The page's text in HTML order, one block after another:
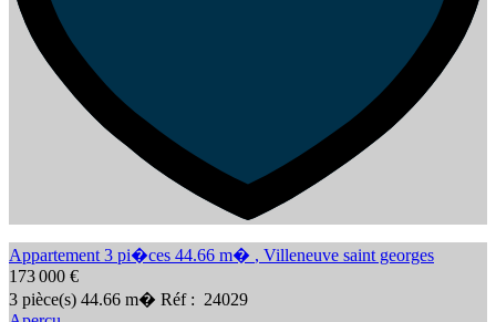
Appartement 3 pi�ces 44.66 m� , Villeneuve saint georges
173 000 €
3 pièce(s) 44.66 m� Réf : 24029